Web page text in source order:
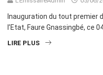
Inauguration du tout premier
l’Etat, Faure Gnassingbé, ce
LIRE PLUS